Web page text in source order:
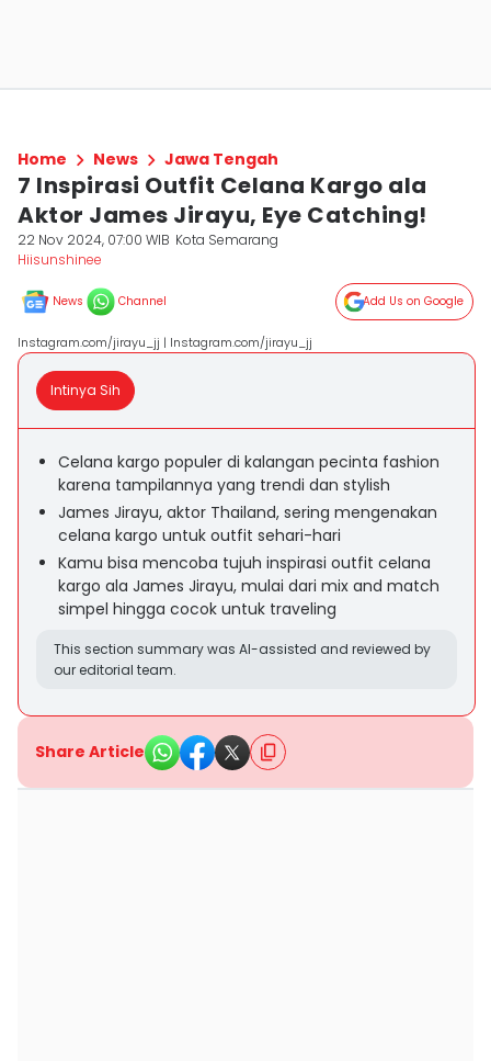
Home News Jawa Tengah
7 Inspirasi Outfit Celana Kargo ala
Aktor James Jirayu, Eye Catching!
22 Nov 2024, 07:00 WIB Kota Semarang
Hiisunshinee
News Channel Add Us on Google
Instagram.com/jirayu_jj | Instagram.com/jirayu_jj
Intinya Sih
Celana kargo populer di kalangan pecinta fashion
karena tampilannya yang trendi dan stylish
James Jirayu, aktor Thailand, sering mengenakan
celana kargo untuk outfit sehari-hari
Kamu bisa mencoba tujuh inspirasi outfit celana
kargo ala James Jirayu, mulai dari mix and match
simpel hingga cocok untuk traveling
This section summary was AI-assisted and reviewed by
our editorial team.
Share Article